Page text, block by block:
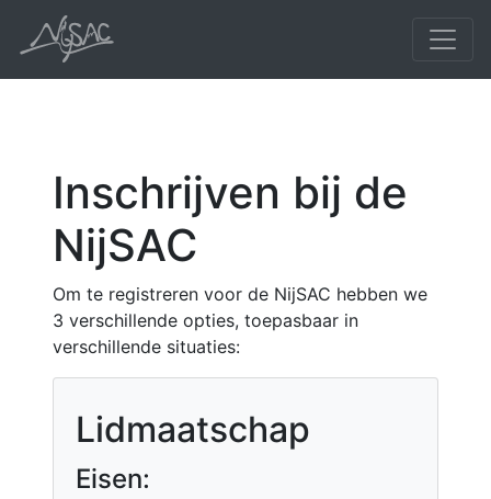
Inschrijven bij de
NijSAC
Om te registreren voor de NijSAC hebben we
3 verschillende opties, toepasbaar in
verschillende situaties:
Lidmaatschap
Eisen: